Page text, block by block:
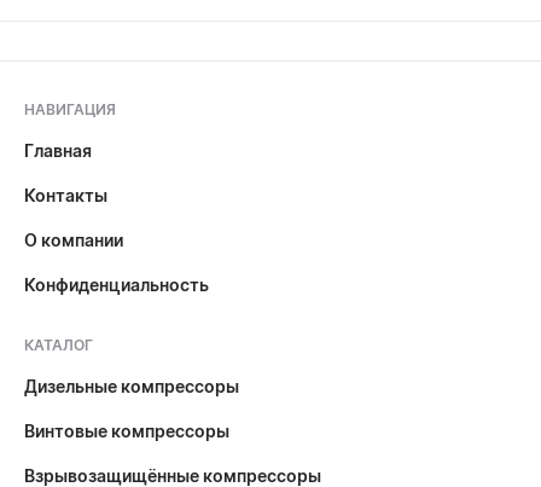
НАВИГАЦИЯ
Главная
Контакты
О компании
Конфиденциальность
КАТАЛОГ
Дизельные компрессоры
Винтовые компрессоры
Взрывозащищённые компрессоры